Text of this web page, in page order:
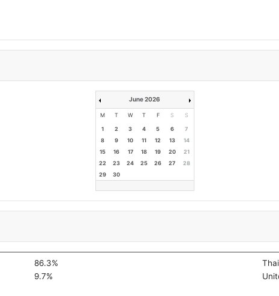
June 2026
M T W T F S S
1 2 3 4 5 6
7
8
9 10 11 12 13
14
15
16 17 18 19 20
21
22
23 24 25 26 27
28
29
30
86.3%
9.7%